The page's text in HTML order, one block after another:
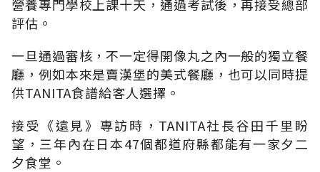
營養專門學校上課十天，通過考試後，再接受總部
評估。
一旦通過審核，不一定得開像丸之內一般的獨立餐
廳，例如本來是賣漢堡的美式餐廳，也可以同時提
供TANITA食譜給客人選擇。
接受《遠見》專訪時，TANITA社長谷田千里盼
望，三年內在日本47個都道府縣都能有一家夕二
夕食堂。